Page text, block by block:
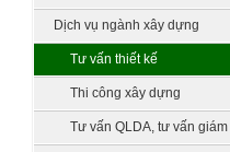
Dịch vụ ngành xây dựng
Tư vấn thiết kế
Thi công xây dựng
Tư vấn QLDA, tư vấn giám